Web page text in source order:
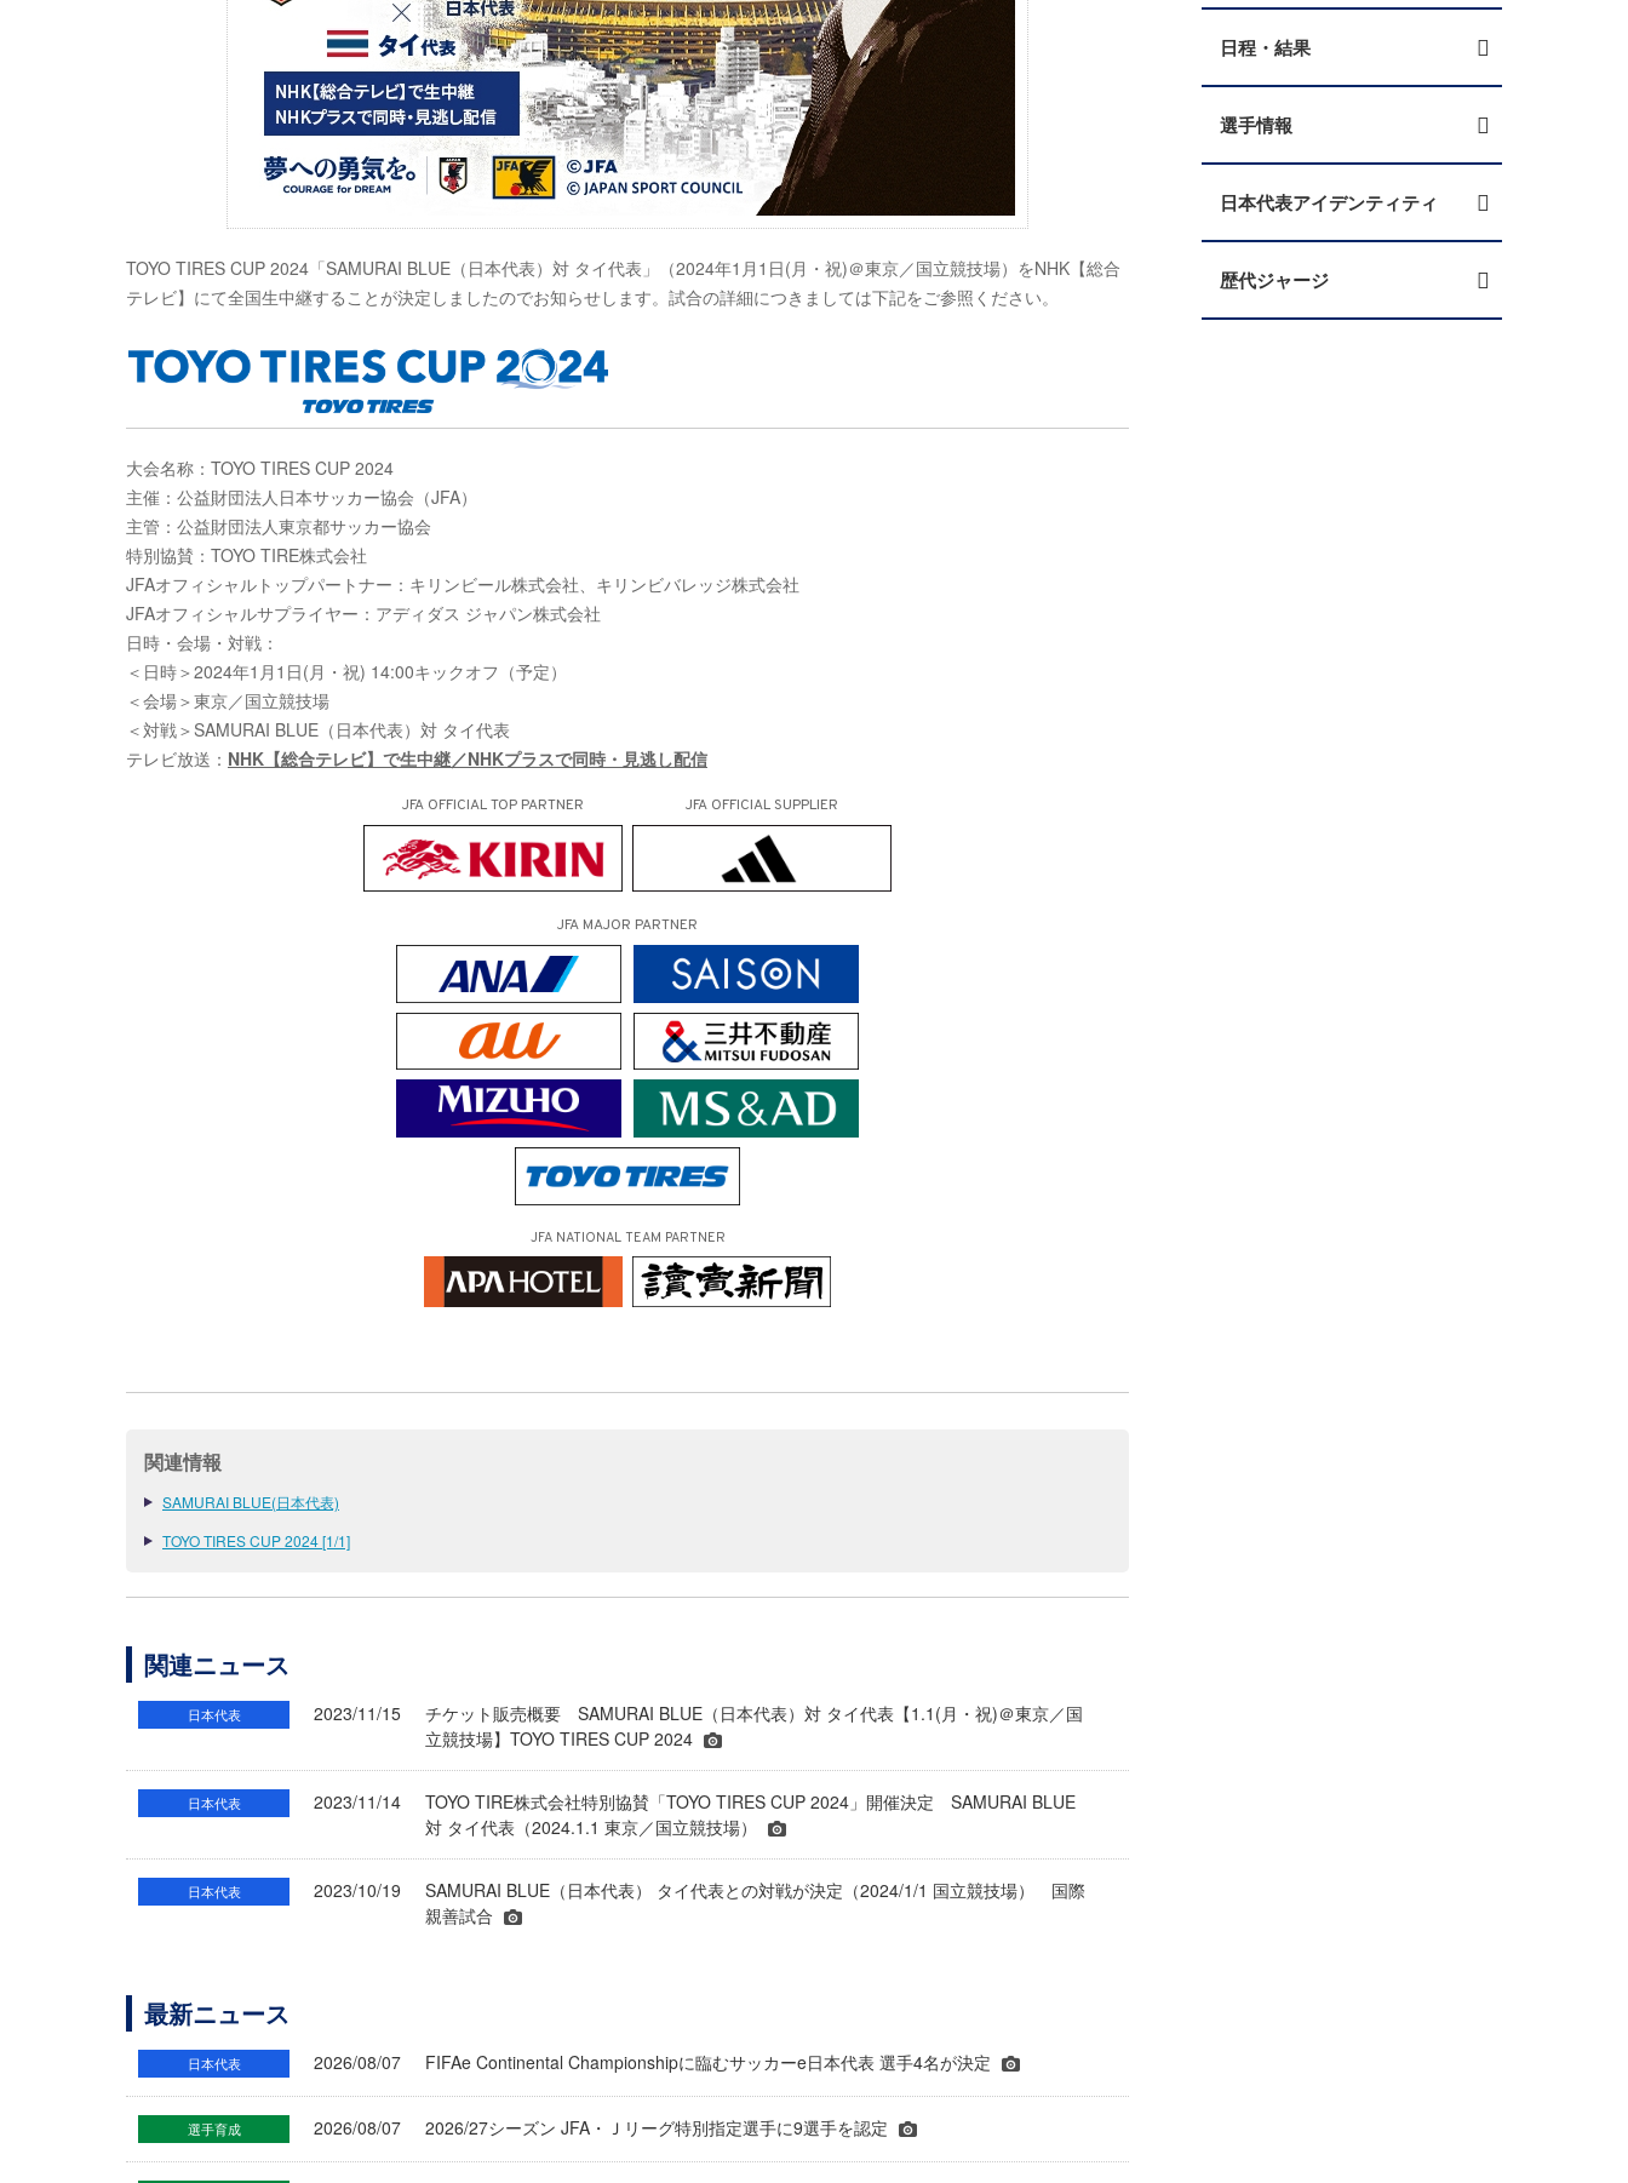
TOYO TIRES CUP 2024「SAMURAI BLUE（日本代表）対 タイ代表」（2024年1月1日(月・祝)＠東京／国立競技場）をNHK【総合
テレビ】にて全国生中継することが決定しましたのでお知らせします。試合の詳細につきましては下記をご参照ください。
大会名称：TOYO TIRES CUP 2024
主催：公益財団法人日本サッカー協会（JFA）
主管：公益財団法人東京都サッカー協会
特別協賛：TOYO TIRE株式会社
JFAオフィシャルトップパートナー：キリンビール株式会社、キリンビバレッジ株式会社
JFAオフィシャルサプライヤー：アディダス ジャパン株式会社
日時・会場・対戦：
＜日時＞2024年1月1日(月・祝) 14:00キックオフ（予定）
＜会場＞東京／国立競技場
＜対戦＞SAMURAI BLUE（日本代表）対 タイ代表
テレビ放送： NHK【総合テレビ】で生中継／NHKプラスで同時・見逃し配信
JFA OFFICIALTOP PARTNER JFA OFFICIAL SUPPLIER
JFA MAJOR PARTNER
JFA NATIONAL TEAM PARTNER
関連情報
SAMURAI BLUE(日本代表)
TOYO TIRES CUP 2024 [1/1]
関連ニュース
日本代表 2023/11/15
チケット販売概要 SAMURAI BLUE（日本代表）対 タイ代表【1.1(月・祝)＠東京／国
立競技場】TOYO TIRES CUP 2024
日本代表 2023/11/14
TOYO TIRE株式会社特別協賛「TOYO TIRES CUP 2024」開催決定 SAMURAI BLUE
対 タイ代表（2024.1.1 東京／国立競技場）
日本代表 2023/10/19
SAMURAI BLUE（日本代表） タイ代表との対戦が決定（2024/1/1 国立競技場） 国際
親善試合
最新ニュース
日本代表 2026/08/07 FIFAe Continental Championshipに臨むサッカーe日本代表 選手4名が決定
選手育成 2026/08/07 2026/27シーズン JFA・Ｊリーグ特別指定選手に9選手を認定
日程・結果
選手情報
日本代表アイデンティティ
歴代ジャージ